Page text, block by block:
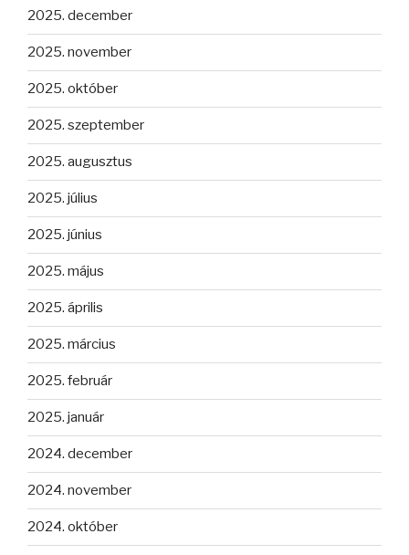
2025. december
2025. november
2025. október
2025. szeptember
2025. augusztus
2025. július
2025. június
2025. május
2025. április
2025. március
2025. február
2025. január
2024. december
2024. november
2024. október